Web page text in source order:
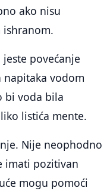
ako nisu
ishranom.
povećanje
napitaka vodom
bi voda bila
listića mente.
Nije neophodno
imati pozitivan
mogu pomoći